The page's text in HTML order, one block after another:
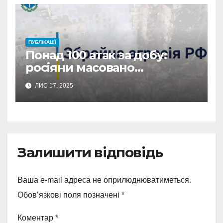
ПУБЛІКАЦІЇ
Понад 100 атак за добу:
росіяни масовано
обстріляли Сумщину
ЛИС 17, 2025
Залишити відповідь
Ваша e-mail адреса не оприлюднюватиметься.
Обов’язкові поля позначені *
Коментар *